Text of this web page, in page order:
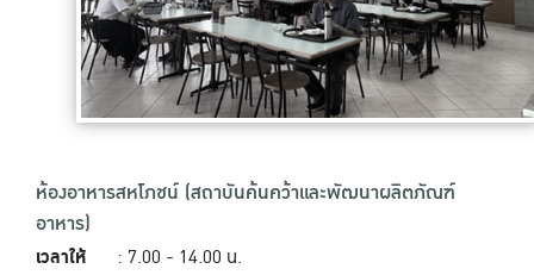
ห้องอาหารสหโภชน์ (สถาบันค้นคว้าและพัฒนาผลิตภัณฑ์
อาหาร)
เวลาให้
: 7.00 - 14.00 น.